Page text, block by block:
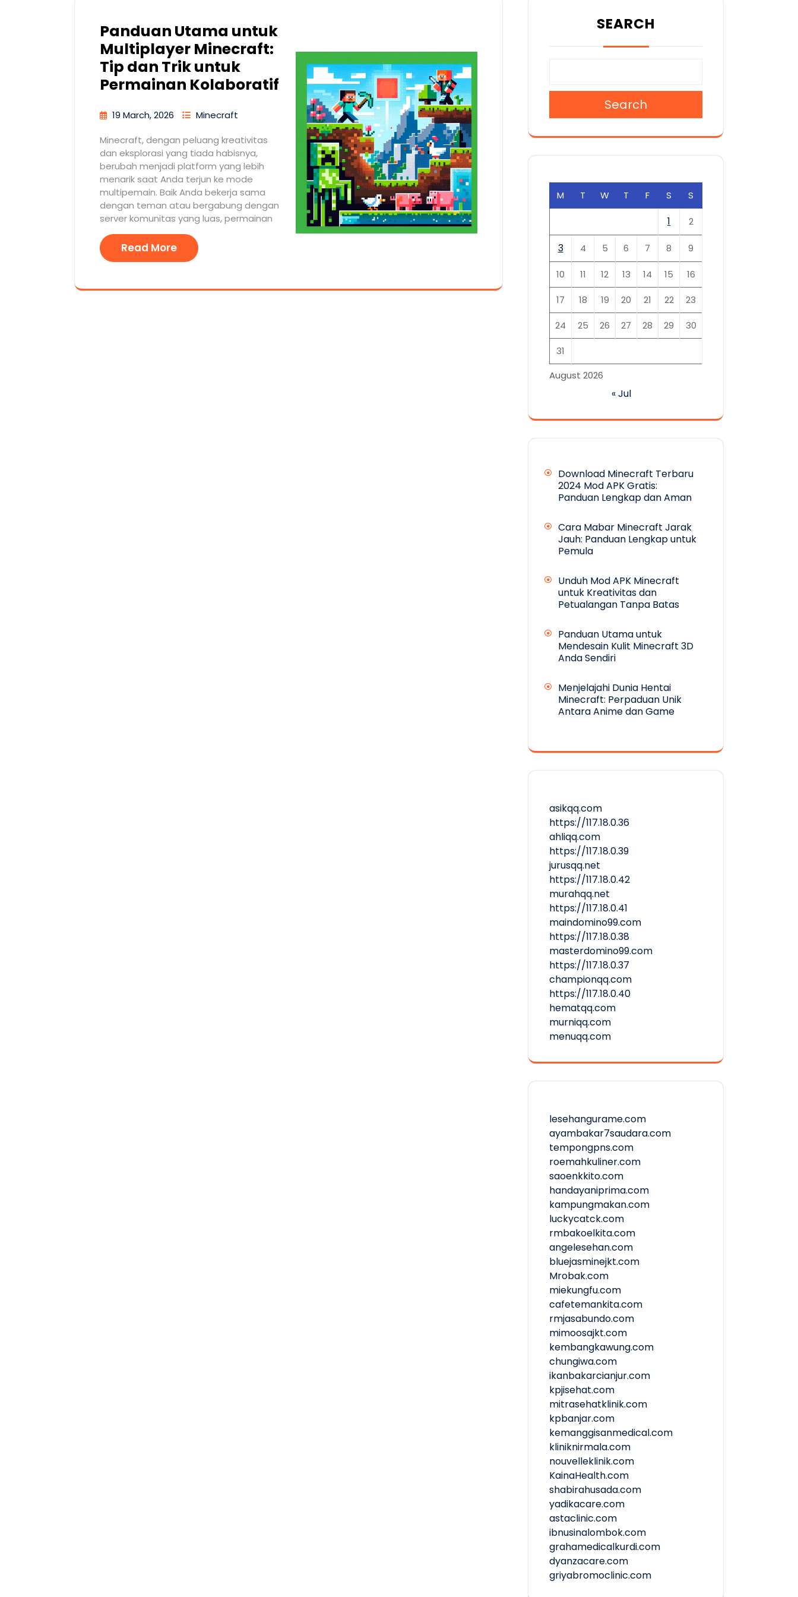
Panduan Utama untuk
Multiplayer Minecraft:
Tip dan Trik untuk
Permainan Kolaboratif
19 March, 2026
Minecraft
Minecraft, dengan peluang kreativitas
dan eksplorasi yang tiada habisnya,
berubah menjadi platform yang lebih
menarik saat Anda terjun ke mode
multipemain. Baik Anda bekerja sama
dengan teman atau bergabung dengan
server komunitas yang luas, permainan
Read More
SEARCH
Search
August 2026
M T W T F S S
1 2
3 4 5 6 7 8 9
10 11 12 13 14 15 16
17 18 19 20 21 22 23
24 25 26 27 28 29 30
31
« Jul
Download Minecraft Terbaru
2024 Mod APK Gratis:
Panduan Lengkap dan Aman
Cara Mabar Minecraft Jarak
Jauh: Panduan Lengkap untuk
Pemula
Unduh Mod APK Minecraft
untuk Kreativitas dan
Petualangan Tanpa Batas
Panduan Utama untuk
Mendesain Kulit Minecraft 3D
Anda Sendiri
Menjelajahi Dunia Hentai
Minecraft: Perpaduan Unik
Antara Anime dan Game
asikqq.com
https://117.18.0.36
ahliqq.com
https://117.18.0.39
jurusqq.net
https://117.18.0.42
murahqq.net
https://117.18.0.41
maindomino99.com
https://117.18.0.38
masterdomino99.com
https://117.18.0.37
championqq.com
https://117.18.0.40
hematqq.com
murniqq.com
menuqq.com
lesehangurame.com
ayambakar7saudara.com
tempongpns.com
roemahkuliner.com
saoenkkito.com
handayaniprima.com
kampungmakan.com
luckycatck.com
rmbakoelkita.com
angelesehan.com
bluejasminejkt.com
Mrobak.com
miekungfu.com
cafetemankita.com
rmjasabundo.com
mimoosajkt.com
kembangkawung.com
chungiwa.com
ikanbakarcianjur.com
kpjisehat.com
mitrasehatklinik.com
kpbanjar.com
kemanggisanmedical.com
kliniknirmala.com
nouvelleklinik.com
KainaHealth.com
shabirahusada.com
yadikacare.com
astaclinic.com
ibnusinalombok.com
grahamedicalkurdi.com
dyanzacare.com
griyabromoclinic.com